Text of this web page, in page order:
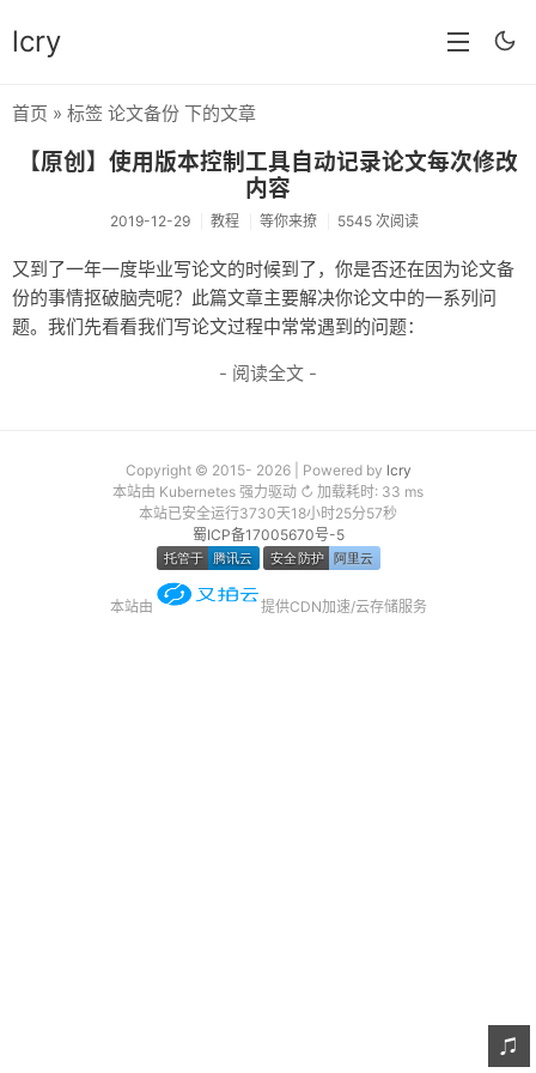
lcry
分类
分享
技术
教程
生活
归档
留言
友链
关于
首页 » 标签 论文备份 下的文章
【原创】使用版本控制工具自动记录论文每次修改
内容
2019-12-29 教程 等你来撩 5545 次阅读
又到了一年一度毕业写论文的时候到了，你是否还在因为论文备
份的事情抠破脑壳呢？此篇文章主要解决你论文中的一系列问
题。我们先看看我们写论文过程中常常遇到的问题：
- 阅读全文 -
Copyright © 2015- 2026 | Powered by lcry
本站由 Kubernetes 强力驱动 ↻ 加载耗时: 33 ms
本站已安全运行3730天18小时25分57秒
蜀ICP备17005670号-5
本站由 提供CDN加速/云存储服务